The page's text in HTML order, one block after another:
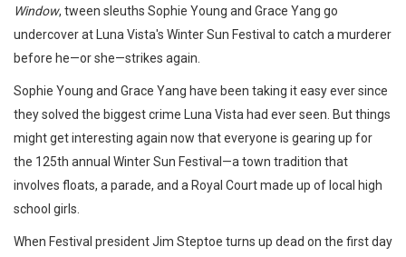
Window, tween sleuths Sophie Young and Grace Yang go
undercover at Luna Vista's Winter Sun Festival to catch a murderer
before he—or she—strikes again.
Sophie Young and Grace Yang have been taking it easy ever since
they solved the biggest crime Luna Vista had ever seen. But things
might get interesting again now that everyone is gearing up for
the 125th annual Winter Sun Festival—a town tradition that
involves floats, a parade, and a Royal Court made up of local high
school girls.
When Festival president Jim Steptoe turns up dead on the first day